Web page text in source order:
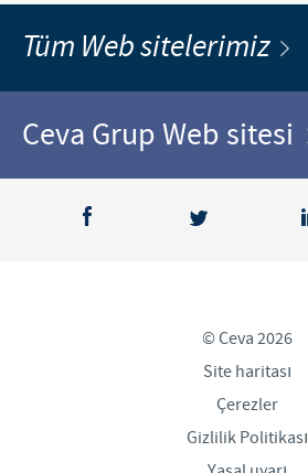
Tüm Web sitelerimiz
Ceva Grup Web sitesi
© Ceva 2026
Site haritası
Çerezler
Gizlilik Politikası